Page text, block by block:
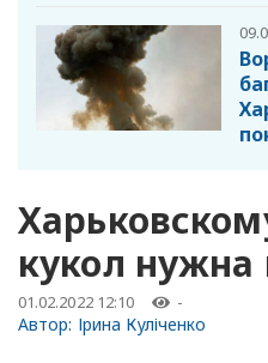
кукол
01.02.2022 12:10 -
Автор: Ірина Куліченко